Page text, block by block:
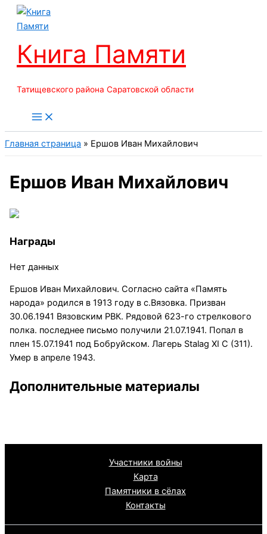
Перейти
Книга Памяти
Татищевского района Саратовской области
Главная страница » Ершов Иван Михайлович
Ершов Иван Михайлович
Награды
Нет данных
Ершов Иван Михайлович. Согласно сайта «Память
народа» родился в 1913 году в с.Вязовка. Призван
30.06.1941 Вязовским РВК. Рядовой 623-го стрелкового
полка. последнее письмо получили 21.07.1941. Попал в
плен 15.07.1941 под Бобруйском. Лагерь Stalag XI C (311).
Умер в апреле 1943.
Дополнительные материалы
Участники войны
Карта
Памятники в сёлах
Контакты